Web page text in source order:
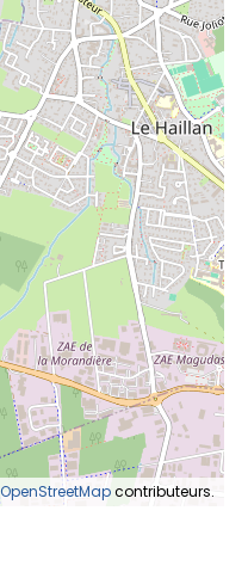
OpenStreetMapcontributeurs.